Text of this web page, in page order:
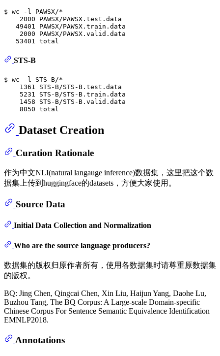
$ wc -l PAWSX/*
    2000 PAWSX/PAWSX.test.data
   49401 PAWSX/PAWSX.train.data
    2000 PAWSX/PAWSX.valid.data
STS-B
$ wc -l STS-B/*
    1361 STS-B/STS-B.test.data
    5231 STS-B/STS-B.train.data
    1458 STS-B/STS-B.valid.data
Dataset Creation
Curation Rationale
作为中文NLI(natural langauge inference)数据集，这里把这个数
据集上传到huggingface的datasets，方便大家使用。
Source Data
Initial Data Collection and Normalization
Who are the source language producers?
数据集的版权归原作者所有，使用各数据集时请尊重原数据集
的版权。
BQ: Jing Chen, Qingcai Chen, Xin Liu, Haijun Yang, Daohe Lu,
Buzhou Tang, The BQ Corpus: A Large-scale Domain-specific
Chinese Corpus For Sentence Semantic Equivalence Identification
EMNLP2018.
Annotations